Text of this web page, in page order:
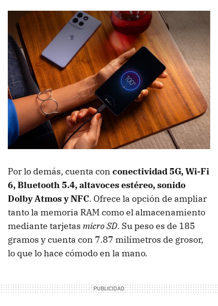
Por lo demás, cuenta con conectividad5G,Wi-Fi
6,Bluetooth 5.4,altavoces estéreo, sonido
Dolby AtmosyNFC. Ofrece la opción de ampliar
tanto la memoria RAM como el almacenamiento
mediante tarjetas micro SD. Su peso es de 185
gramos y cuenta con 7.87 milímetros de grosor,
lo que lo hace cómodo en la mano.